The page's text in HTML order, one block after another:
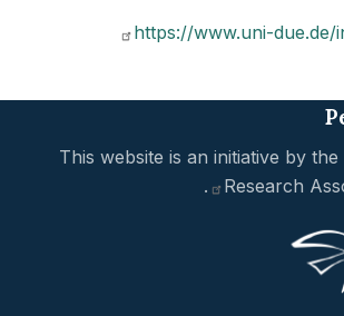
https://www.uni-due.de/
This website is an initiative by the
Research
.